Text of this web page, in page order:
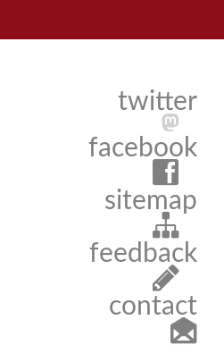
twitter
facebook
sitemap
feedback
contact